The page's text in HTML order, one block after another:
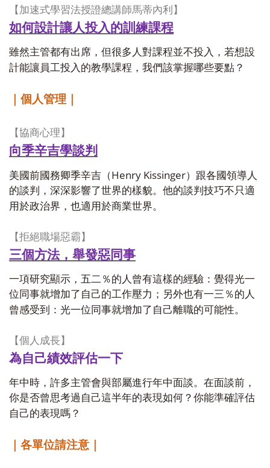
【加速式學習法授證總講師馬蒂內利】
如何設計讓人投入的訓練課程
雖然主管都有出席，但很多人對課程並不投入，若想設
計能讓員工投入的教學課程，我們該掌握哪些要點？
｜個人管理｜
【協商心理】
向季辛吉學談判
美國前國務卿季辛吉（Henry Kissinger）跟各國領導人
的談判，深深影響了世界的樣貌。他的談判技巧不只適
用於政治界，也適用於商業世界。
【拒絕職場惡霸】
三個方法，舉發惡同事
一項研究顯示，五二％的人曾有這樣的經驗：覺得光一
位同事就增加了自己的工作壓力；另外也有一三％的人
曾感受到：光一位同事就增加了自己離職的可能性。
【個人成長】
為自己績效評估一下
年中時，許多主管會與部屬進行年中面談。在面談前，
你是否曾思考過自己這半年的表現如何？你能準確評估
自己的表現嗎？
｜各單位請注意｜